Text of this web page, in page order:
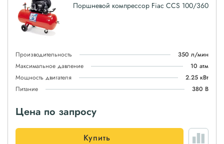
Поршневой компрессор Fiac CCS 100/360
Производительность
350 л/мин
Максимальное давление
10 атм
Мощность двигателя
2.25 кВт
Питание
380 В
Цена по запросу
Купить